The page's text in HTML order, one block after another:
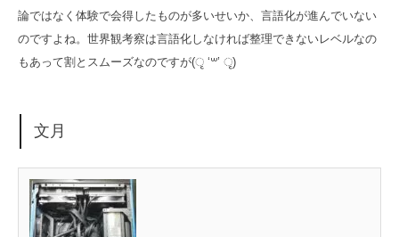
論ではなく体験で会得したものが多いせいか、言語化が進んでいない
のですよね。世界観考察は言語化しなければ整理できないレベルなの
もあって割とスムーズなのですが(ृ ‘꒳’ ृ)
文月